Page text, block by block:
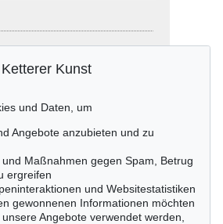
Pfahler
€ 11.875
Kunst
und Daten, um
Angebote anzubieten und zu
Maßnahmen gegen Spam, Betrug
ergreifen
und Websitestatistiken
gewonnenen Informationen möchten
Angebote verwendet werden,